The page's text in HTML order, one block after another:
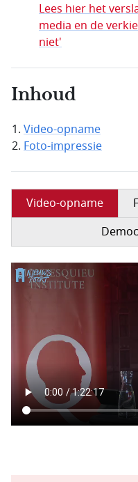
Lees hier het
media en de
niet'
Inhoud
Video-opname
Foto-impressie
Video-opname
Filmbestand